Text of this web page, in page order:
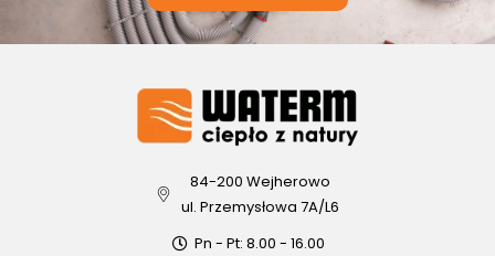
84-200 Wejherowo
ul. Przemysłowa 7A/L6
Pn - Pt: 8.00 - 16.00